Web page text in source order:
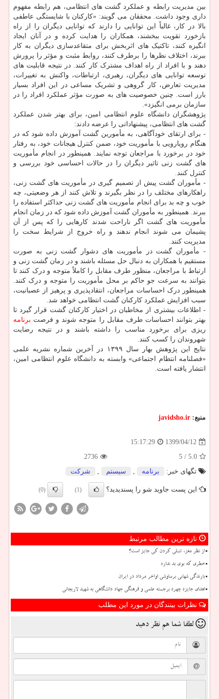
بین مدیریت رابطه و عملکرد گشت های انتظامی، هم رابطه مفهوم
داری وجود داشت. محققان می گویند: «کارکنان با شایستگی عاطفی
بالا در کار، غالباً این توانایی را دارند که توانایی دیگران را از راه
بازخورد تقویت ببخشند، همکاران را هدایت کرده و در آنان ایجاد
انگیزه کنند، تاکتیک های اثربخش برای متقاعدسازی دیگران به کار
ببرند، اختلاف نظرها را برطرف کنند، روابط مثبت و مؤثر را پرورش
دهند و با افراد از راه اهداف مشترک کار کنند. در نتیجه قابلیت های
توسعه توانایی های دیگران، رهبری، ارتباطات، واکنش به تغییرات،
مدیریت تعارض، کار گروهی و تشریک مساعی در این افراد بسیار
بارز است. چنین خصوصیت های به صورت مؤثر عملکرد افراد را در
سازمان برمی انگیزد».
پژوهشگران دانشگاه علوم انتظامی امین، برای بهتر شدن عملکرد
گشت های انتظامی، پیشنهاداتی را عرضه دادند:
- برای ارتقای خودآگاهی، به مأمورین گشت آموزش داده شود که در
هنگام رویارویی با مأموریت خود، ضمن کنترل هیجانات خود، به رفتار
خود در برخورد با مراجعان توجه نمایند. همینطور در انجام مأموریت
های گشت زنی تاثیر دیگران را در حالات احساسی خود بررسی و
کنترل کنند.
- مأموران گشت پیش از تصمیم گیری در مأموریت های گشت زنی،
راهکارهای مختلف را در نظر بگیرند و تلاش کنند از هر وضعیتی، چه
خوب و چه بد برای انجام مأموریت های گشت زنی حداکثر استفاده را
ببرند. همینطور به مأموران گشت آموزش داده شود که در زمان انجام
مأموریت های گشت اگر ناراحت شدند کارهایی را که پس از آن
پشیمان می شوند انجام ندهند و راه خروج از شرایط سخت را
مدیریت کنند.
- مأموران گشت در مأموریت های دشوار گشت زنی به صورت
مستقیم با همکاران به دنبال حل مسئله باشند و در زمان گشت زنی و
ارتباط با مراجعان، منظور طرف مقابل را کاملاً متوجه و درک کنند تا
بتوانند به سرعت جو حاکم بر محل مأموریت را متوجه و درک کنند.
همینطور درک احساسات مراجعان، انتقادپذیری و پرهیز از عصبانیت،
سبب افزایش عملکرد کارکنان گشت انتظامی خواهد شد.
- اطلاعات بیشتری از مخاطبان در اختیار کارکنان گشت قرار گیرد تا
بهتر بتوانند احساسات طرف مقابل را متوجه شوند و فرصت برنامه
ریزی برای برخورد مناسب را داشته باشند و در نتیجه رضایت
شهروندان را کسب کنند.
نتایج این پژوهش بهار سال ۱۳۹۹ در آخرین شماره نشریه علمی
«فصلنامه انتظام اجتماعی» وابسته به دانشگاه علوم انتظامی امین،
انتشار یافته است.
منبع: javidsho.ir
1399/04/12
15:17:29
5.0
/ 5
2736
تگهای خبر:
برنامه , سیستم , شركت
این پست جاوید شو را پسندیدید؟ (1)
(0)
تازه ترین مطالب مرتبط
از نظر مغز، تنبلی کردن کی جایز است؟
خطری که بوی بد ندارد
بارندگی شهابی برساوشی اواخر مرداد در ایران
اهدای جایزه چهره برجسته علمی و فرهنگی جهاد دانشگاهی به شهید لاریجانی
نظرات بینندگان در مورد این مطلب
لطفا شما هم نظر دهید